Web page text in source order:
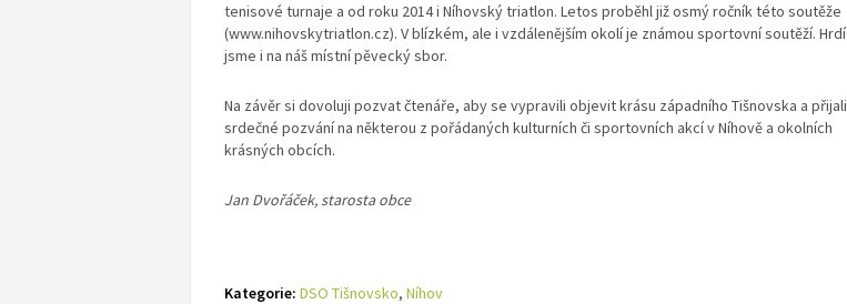
tenisové turnaje a od roku 2014 i Níhovský triatlon. Letos proběhl již osmý ročník této soutěže
(www.nihovskytriatlon.cz). V blízkém, ale i vzdálenějším okolí je známou sportovní soutěží. Hrdí
jsme i na náš místní pěvecký sbor.
Na závěr si dovoluji pozvat čtenáře, aby se vypravili objevit krásu západního Tišnovska a přijali
srdečné pozvání na některou z pořádaných kulturních či sportovních akcí v Níhově a okolních
krásných obcích.
Jan Dvořáček, starosta obce
Kategorie: DSO Tišnovsko, Níhov